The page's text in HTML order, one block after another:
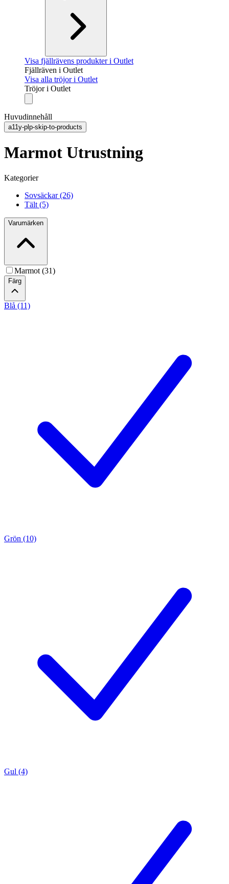
Visa fjällrävens produkter i Outlet
Fjällräven i Outlet
Visa alla tröjor i Outlet
Tröjor i Outlet
Huvudinnehåll
a11y-plp-skip-to-products
Marmot Utrustning
Kategorier
Sovsäckar (26)
Tält (5)
Varumärken
Marmot (31)
Färg
Blå (11)
Grön (10)
Gul (4)